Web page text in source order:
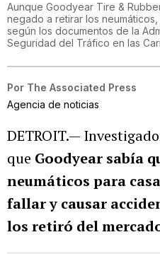
Aunque Goodyear Tire &
negado a retirar los
según los documentos de la
Seguridad del Tráfico en las
Por The Associated Press
Agencia de noticias
DETROIT.—
que Goodyear sabía
neumáticos para
fallar y causar
los retiró del